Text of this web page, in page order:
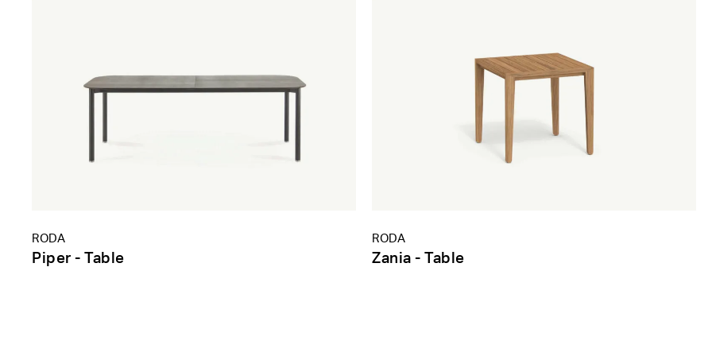
RODA
Piper - Table
RODA
Zania - Table